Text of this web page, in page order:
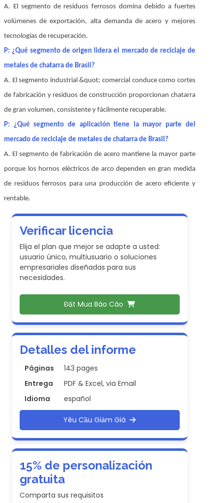
A. El segmento de residuos ferrosos domina debido a fuertes
volúmenes de exportación, alta demanda de acero y mejores
tecnologías de recuperación.
P: ¿Qué segmento de origen lidera el mercado de reciclaje de
metales de chatarra de Brasil?
A. El segmento industrial &quot; comercial conduce como cortes
de fabricación y residuos de construcción proporcionan chatarra
de gran volumen, consistente y fácilmente recuperable.
P: ¿Qué segmento de aplicación tiene la mayor parte del
mercado de reciclaje de metales de chatarra de Brasil?
A. El segmento de fabricación de acero mantiene la mayor parte
porque los hornos eléctricos de arco dependen en gran medida
de residuos ferrosos para una producción de acero eficiente y
rentable.
Verificar licencia
Elija el plan que mejor se adapte a usted:
usuario único, multiusuario o soluciones
empresariales diseñadas para sus
necesidades.
Đặt Mua Báo Cáo
Detalles del informe
Páginas
143 pages
Entrega
PDF & Excel, via Email
Idioma
español
Yêu Cầu Giảm Giá
15% de personalización
gratuita
Comparta sus requisitos